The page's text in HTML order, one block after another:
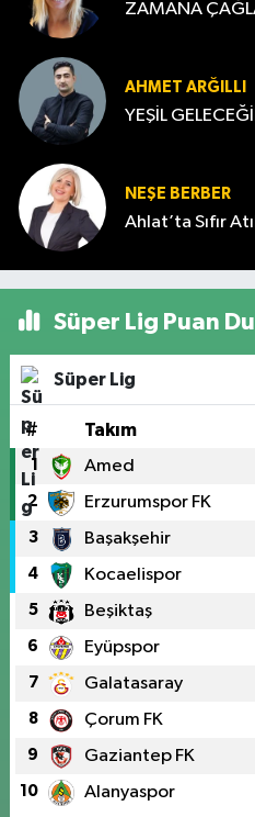
ZAMANA
AHMET ARĞILLI
YEŞİL
NEŞE BERBER
Ahlat’ta Sıfır
Süper Lig Puan
Süper Lig
# Takım
1 Amed
2 Erzurumspor FK
3 Başakşehir
4 Kocaelispor
5 Beşiktaş
6 Eyüpspor
7 Galatasaray
8 Çorum FK
9 Gaziantep FK
10 Alanyaspor